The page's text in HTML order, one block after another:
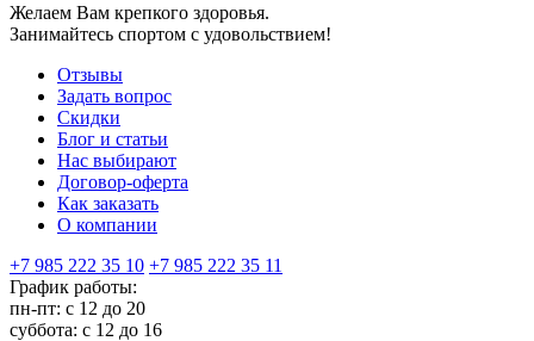
Желаем Вам крепкого здоровья.
Занимайтесь спортом с удовольствием!
Отзывы
Задать вопрос
Скидки
Блог и статьи
Нас выбирают
Договор-оферта
Как заказать
О компании
+7 985 222 35 10 +7 985 222 35 11
График работы:
пн-пт: с 12 до 20
суббота: c 12 до 16